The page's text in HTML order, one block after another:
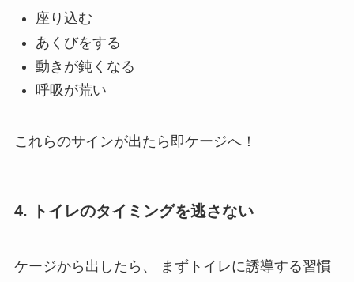
座り込む
あくびをする
動きが鈍くなる
呼吸が荒い
これらのサインが出たら即ケージへ！
4. トイレのタイミングを逃さない
ケージから出したら、 まずトイレに誘導する習慣